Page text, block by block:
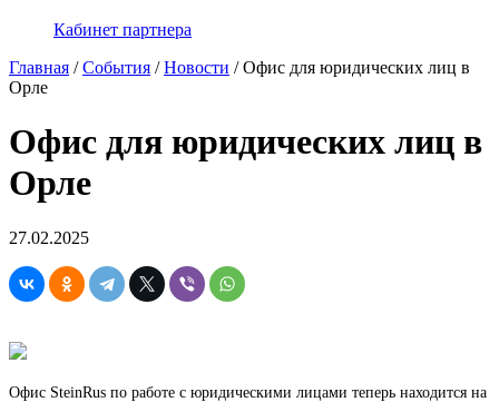
Кабинет партнера
Главная /События /Новости /Офис для юридических лиц в
Орле
Офис для юридических лиц в
Орле
27.02.2025
Офис SteinRus по работе с юридическими лицами теперь находится на